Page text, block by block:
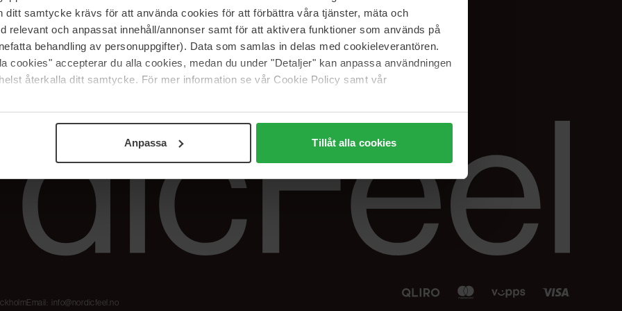
ditt samtycke krävs för att använda cookies för att förbättra våra tjänster, mäta och
relevant och anpassat innehåll/annonser samt för att aktivera funktioner som används på
behandling av personuppgifter). Data som samlas in delas med cookieleverantören.
cookies" accepterar du alla cookies, medan du under "Detaljer" kan anpassa användningen
återkalla ditt samtycke. För mer information se vår Cookie Policy samt vår
Anpassa Tillåt alla cookies
The Beauty Edit
Jobb hos oss
Samarbeidspartner
Spor bestillingen min
Retur og reklamasjon
Blush har blitt
Nordicfeel
Instagram
Linkedin
Email: info@nordicfeel.no